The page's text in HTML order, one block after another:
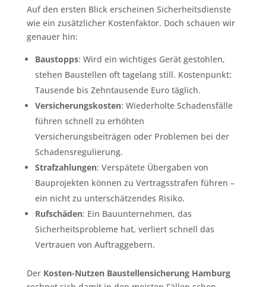
Auf den ersten Blick erscheinen Sicherheitsdienste
wie ein zusätzlicher Kostenfaktor. Doch schauen wir
genauer hin:
Baustopps: Wird ein wichtiges Gerät gestohlen,
stehen Baustellen oft tagelang still. Kostenpunkt:
Tausende bis Zehntausende Euro täglich.
Versicherungskosten: Wiederholte Schadensfälle
führen schnell zu erhöhten
Versicherungsbeiträgen oder Problemen bei der
Schadensregulierung.
Strafzahlungen: Verspätete Übergaben von
Bauprojekten können zu Vertragsstrafen führen –
ein nicht zu unterschätzendes Risiko.
Rufschäden: Ein Bauunternehmen, das
Sicherheitsprobleme hat, verliert schnell das
Vertrauen von Auftraggebern.
Der Kosten-Nutzen Baustellensicherung Hamburg